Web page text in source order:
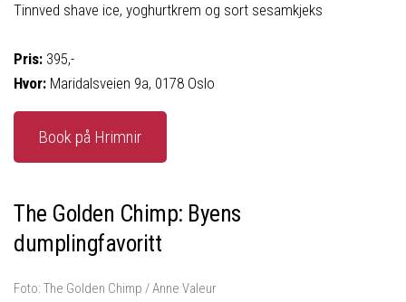
Tinnved shave ice, yoghurtkrem og sort sesamkjeks
Pris: 395,-
Hvor: Maridalsveien 9a, 0178 Oslo
Book på Hrimnir
The Golden Chimp: Byens
dumplingfavoritt
Foto: The Golden Chimp / Anne Valeur